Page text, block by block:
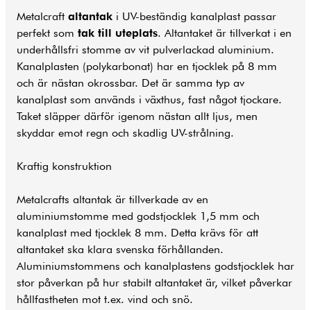
Metalcraft altantak i UV-beständig kanalplast passar
perfekt som tak till uteplats. Altantaket är tillverkat i en
underhållsfri stomme av vit pulverlackad aluminium.
Kanalplasten (polykarbonat) har en tjocklek på 8 mm
och är nästan okrossbar. Det är samma typ av
kanalplast som används i växthus, fast något tjockare.
Taket släpper därför igenom nästan allt ljus, men
skyddar emot regn och skadlig UV-strålning.
Kraftig konstruktion
Metalcrafts altantak är tillverkade av en
aluminiumstomme med godstjocklek 1,5 mm och
kanalplast med tjocklek 8 mm. Detta krävs för att
altantaket ska klara svenska förhållanden.
Aluminiumstommens och kanalplastens godstjocklek har
stor påverkan på hur stabilt altantaket är, vilket påverkar
hållfastheten mot t.ex. vind och snö.